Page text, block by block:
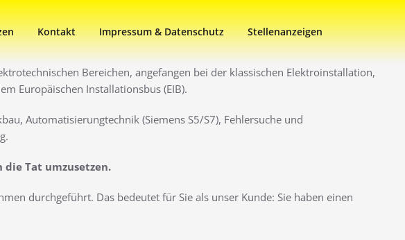
Kontakt Impressum & Datenschutz Stellenanzeigen
Bereichen, angefangen bei der klassischen Elektroinstallation,
Europäischen Installationsbus (EIB).
Automatisierungtechnik (Siemens S5/S7), Fehlersuche und
Tat umzusetzen.
durchgeführt. Das bedeutet für Sie als unser Kunde: Sie haben einen